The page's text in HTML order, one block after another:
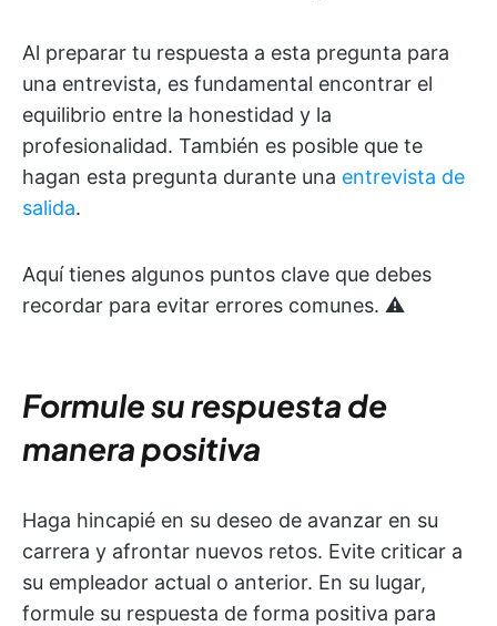
Al preparar tu respuesta a esta pregunta para
una entrevista, es fundamental encontrar el
equilibrio entre la honestidad y la
profesionalidad. También es posible que te
hagan esta pregunta durante una entrevista de
salida.
Aquí tienes algunos puntos clave que debes
recordar para evitar errores comunes. ⚠️
Formule su respuesta de
manera positiva
Haga hincapié en su deseo de avanzar en su
carrera y afrontar nuevos retos. Evite criticar a
su empleador actual o anterior. En su lugar,
formule su respuesta de forma positiva para